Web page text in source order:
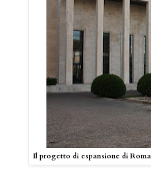
Il progetto di espansione di